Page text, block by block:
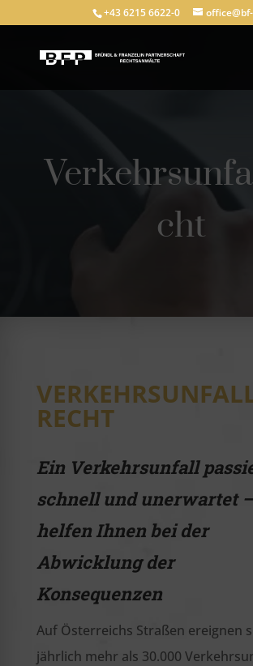
+43 6215 6622-0
cht
RECHT
Ein Verkehrsunfall
schnell und unerwartet
helfen Ihnen bei der
Abwicklung der
Konsequenzen
Auf Österreichs Straßen ereignen
jährlich mehr als 30.000